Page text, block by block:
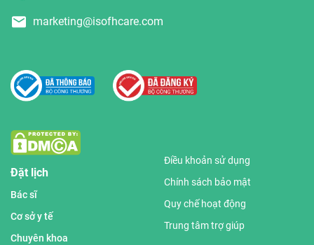
marketing@isofhcare.com
Đặt lịch
Bác sĩ
Cơ sở y tế
Chuyên khoa
Điều khoản sử dụng
Chính sách bảo mật
Quy chế hoạt động
Trung tâm trợ giúp